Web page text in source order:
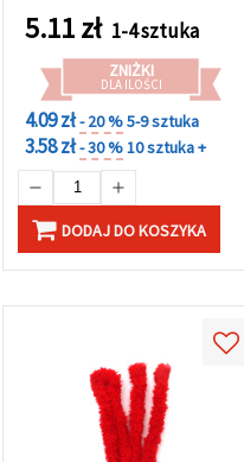
5.11zł 1-4 sztuka
ZNIŻKI
DLA ILOŚCI
4.09 zł- 20 %5-9 sztuka
3.58 zł- 30 %10 sztuka +
DODAJ DO KOSZYKA